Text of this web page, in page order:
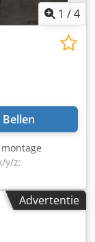
1 /4
Bellen
y/z:
max.
snelle
3,1/4,1 kW
Advertentie